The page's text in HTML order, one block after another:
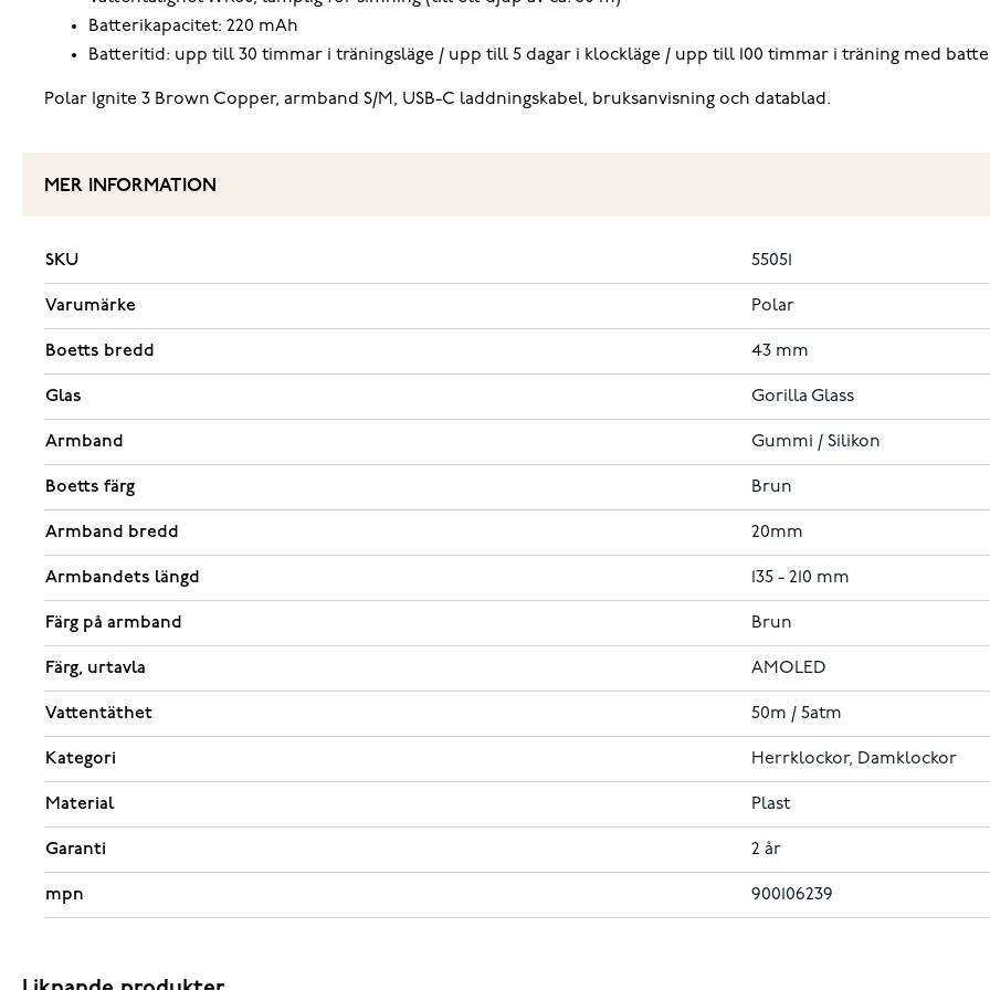
Batterikapacitet: 220 mAh
Batteritid: upp till 30 timmar i träningsläge / upp till 5 dagar i klockläge / upp till 100 timmar i träning med
Polar Ignite 3 Brown Copper, armband S/M, USB-C laddningskabel, bruksanvisning och datablad.
MER INFORMATION
SKU 55051
Varumärke Polar
Boetts bredd 43 mm
Glas Gorilla Glass
Armband Gummi / Silikon
Boetts färg Brun
Armband bredd 20mm
Armbandets längd 135 - 210 mm
Färg på armband Brun
Färg, urtavla AMOLED
Vattentäthet 50m / 5atm
Kategori Herrklockor, Damklockor
Material Plast
Garanti 2 år
mpn 900106239